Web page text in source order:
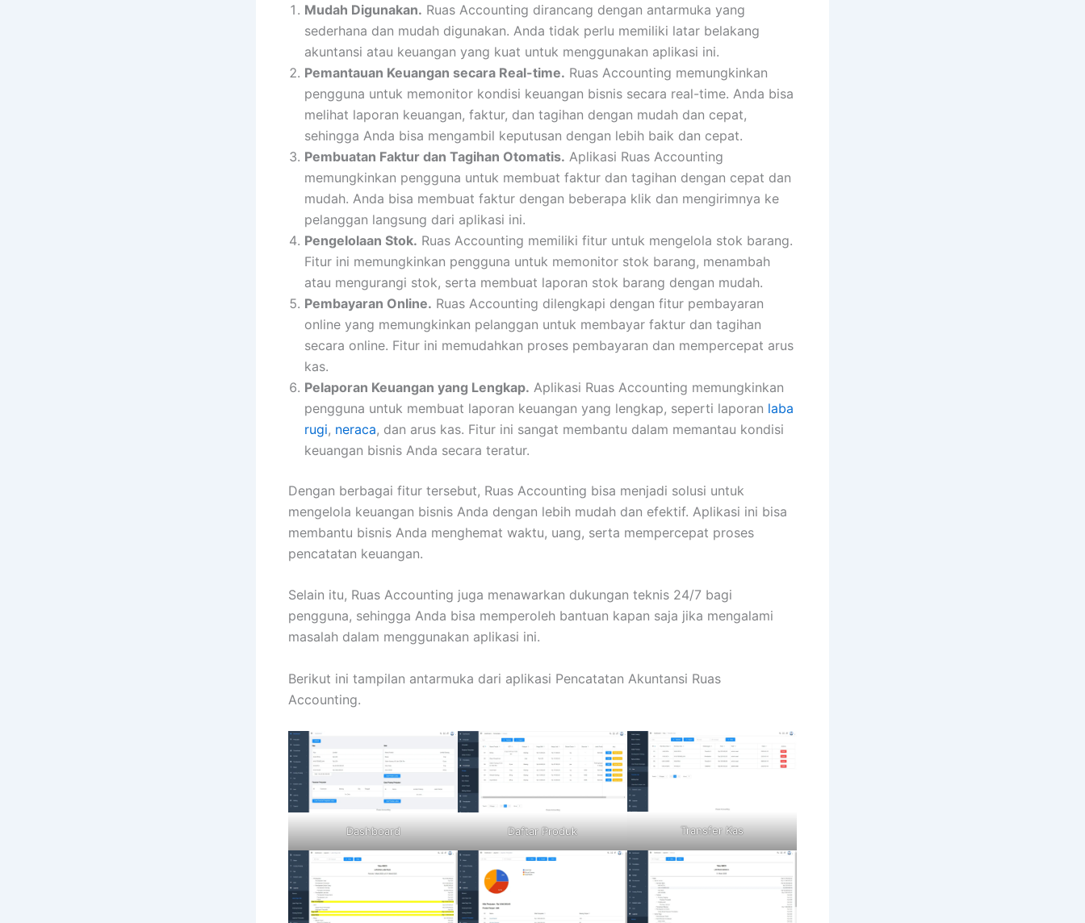
Mudah Digunakan. Ruas Accounting dirancang dengan antarmuka yang
sederhana dan mudah digunakan. Anda tidak perlu memiliki latar belakang
akuntansi atau keuangan yang kuat untuk menggunakan aplikasi ini.
Pemantauan Keuangan secara Real-time. Ruas Accounting memungkinkan
pengguna untuk memonitor kondisi keuangan bisnis secara real-time. Anda bisa
melihat laporan keuangan, faktur, dan tagihan dengan mudah dan cepat,
sehingga Anda bisa mengambil keputusan dengan lebih baik dan cepat.
Pembuatan Faktur dan Tagihan Otomatis. Aplikasi Ruas Accounting
memungkinkan pengguna untuk membuat faktur dan tagihan dengan cepat dan
mudah. Anda bisa membuat faktur dengan beberapa klik dan mengirimnya ke
pelanggan langsung dari aplikasi ini.
Pengelolaan Stok. Ruas Accounting memiliki fitur untuk mengelola stok barang.
Fitur ini memungkinkan pengguna untuk memonitor stok barang, menambah
atau mengurangi stok, serta membuat laporan stok barang dengan mudah.
Pembayaran Online. Ruas Accounting dilengkapi dengan fitur pembayaran
online yang memungkinkan pelanggan untuk membayar faktur dan tagihan
secara online. Fitur ini memudahkan proses pembayaran dan mempercepat arus
kas.
Pelaporan Keuangan yang Lengkap. Aplikasi Ruas Accounting memungkinkan
pengguna untuk membuat laporan keuangan yang lengkap, seperti laporan laba
rugi, neraca, dan arus kas. Fitur ini sangat membantu dalam memantau kondisi
keuangan bisnis Anda secara teratur.
Dengan berbagai fitur tersebut, Ruas Accounting bisa menjadi solusi untuk
mengelola keuangan bisnis Anda dengan lebih mudah dan efektif. Aplikasi ini bisa
membantu bisnis Anda menghemat waktu, uang, serta mempercepat proses
pencatatan keuangan.
Selain itu, Ruas Accounting juga menawarkan dukungan teknis 24/7 bagi
pengguna, sehingga Anda bisa memperoleh bantuan kapan saja jika mengalami
masalah dalam menggunakan aplikasi ini.
Berikut ini tampilan antarmuka dari aplikasi Pencatatan Akuntansi Ruas
Accounting.
Dashboard Daftar Produk Transfer Kas